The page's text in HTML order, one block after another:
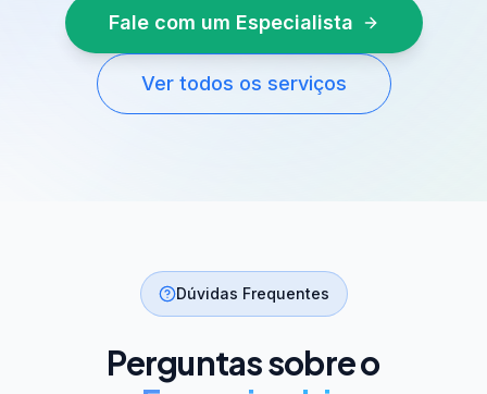
Fale com um Especialista
Ver todos os serviços
Dúvidas Frequentes
Perguntas sobre o